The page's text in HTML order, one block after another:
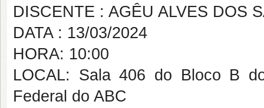
DISCENTE : AGÊU ALVES DOS
DATA : 13/03/2024
HORA: 10:00
LOCAL: Sala 406 do Bloco B
Federal do ABC